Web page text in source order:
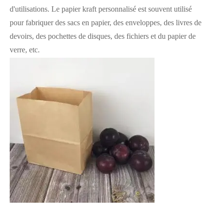
d'utilisations. Le papier kraft personnalisé est souvent utilisé
pour fabriquer des sacs en papier, des enveloppes, des livres de
devoirs, des pochettes de disques, des fichiers et du papier de
verre, etc.